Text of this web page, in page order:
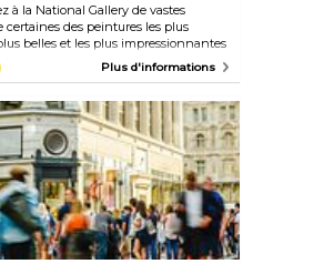
à la National Gallery de vastes
certaines des peintures les plus
belles et les plus impressionnantes
certaines des meilleures
qui aient jamais existé.
Rembrandt, Vermeer, Turner,
Gogh.
Plus d'informations